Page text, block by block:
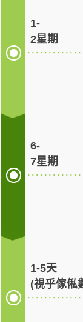
1-
2星期
6-
7星期
1-5天
(視乎傢俬